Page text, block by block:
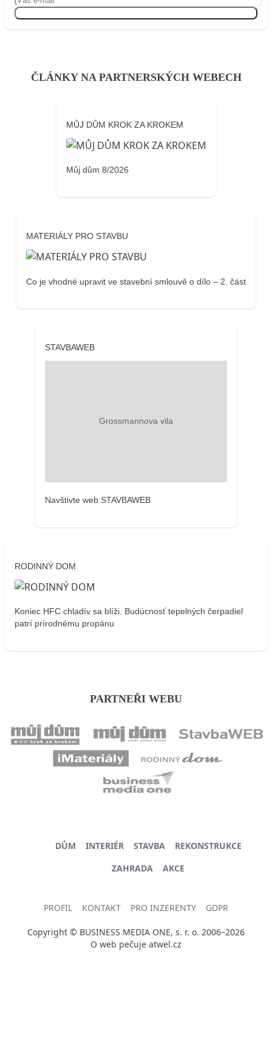
ČLÁNKY NA PARTNERSKÝCH WEBECH
MŮJ DŮM KROK ZA KROKEM
Můj dům 8/2026
MATERIÁLY PRO STAVBU
Co je vhodné upravit ve stavební smlouvě o dílo – 2. část
STAVBAWEB
Navštivte web STAVBAWEB
RODINNÝ DOM
Koniec HFC chladív sa blíži. Budúcnosť tepelných čerpadiel
patrí prírodnému propánu
PARTNEŘI WEBU
DŮM INTERIÉR STAVBA
REKONSTRUKCE
ZAHRADA
AKCE
PROFIL KONTAKT PRO INZERENTY GDPR
Copyright © BUSINESS MEDIA ONE, s. r. o. 2006–2026